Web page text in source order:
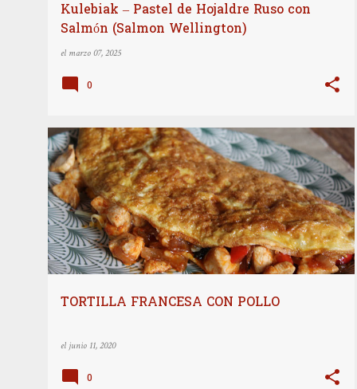
Kulebiak – Pastel de Hojaldre Ruso con
Salmón (Salmon Wellington)
el marzo 07, 2025
0
TORTILLA FRANCESA CON POLLO
el junio 11, 2020
COCINA INTERNACIONAL DESAYUNOS Y BRUNCH
PLATOS PRINCIPALES +
RECETAS
0